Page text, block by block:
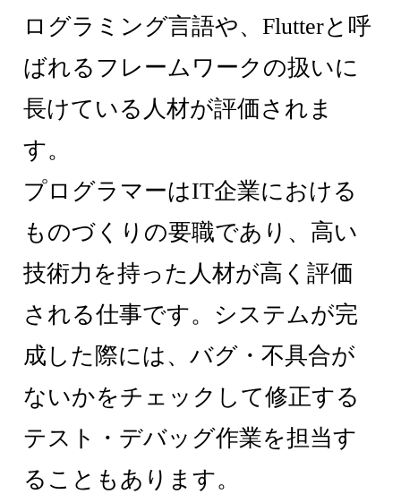
ログラミング言語や、Flutterと呼
ばれるフレームワークの扱いに
長けている人材が評価されま
す。
プログラマーはIT企業における
ものづくりの要職であり、高い
技術力を持った人材が高く評価
される仕事です。システムが完
成した際には、バグ・不具合が
ないかをチェックして修正する
テスト・デバッグ作業を担当す
ることもあります。